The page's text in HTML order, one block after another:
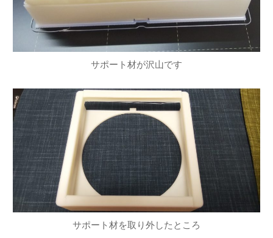
サポート材が沢山です
サポート材を取り外したところ